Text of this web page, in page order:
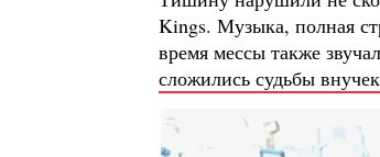
Kings. Музыка, полная
время мессы также
сложились судьбы